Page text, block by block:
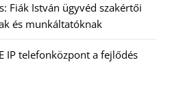
Fiák István ügyvéd szakértői
és munkáltatóknak
IP telefonközpont a fejlődés